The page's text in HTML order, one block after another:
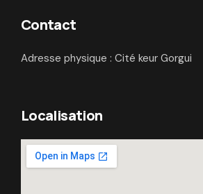
Contact
Adresse physique : Cité keur Gorgui
Localisation